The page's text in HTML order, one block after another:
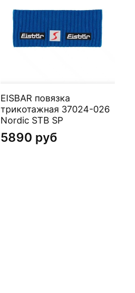
EISBAR повязка
трикотажная 37024-026
Nordic STB SP
5890 руб